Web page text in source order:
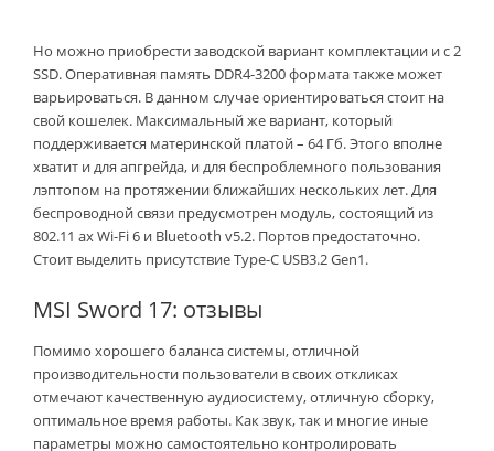
Но можно приобрести заводской вариант комплектации и с 2
SSD. Оперативная память DDR4-3200 формата также может
варьироваться. В данном случае ориентироваться стоит на
свой кошелек. Максимальный же вариант, который
поддерживается материнской платой – 64 Гб. Этого вполне
хватит и для апгрейда, и для беспроблемного пользования
лэптопом на протяжении ближайших нескольких лет. Для
беспроводной связи предусмотрен модуль, состоящий из
802.11 ax Wi-Fi 6 и Bluetooth v5.2. Портов предостаточно.
Стоит выделить присутствие Type-C USB3.2 Gen1.
MSI Sword 17: отзывы
Помимо хорошего баланса системы, отличной
производительности пользователи в своих откликах
отмечают качественную аудиосистему, отличную сборку,
оптимальное время работы. Как звук, так и многие иные
параметры можно самостоятельно контролировать